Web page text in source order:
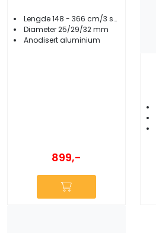
Lengde 148 - 366 cm/3 seksjoner
Diameter 25/29/32 mm
Anodisert aluminium
899,-